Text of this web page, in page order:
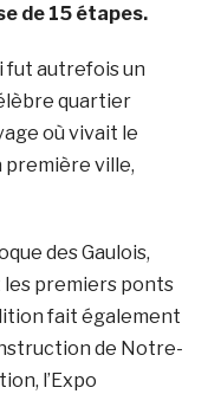
de 15 étapes.
fut autrefois un
quartier
où vivait le
première ville,
des Gaulois,
les premiers ponts
fait également
de Notre-
l’Expo